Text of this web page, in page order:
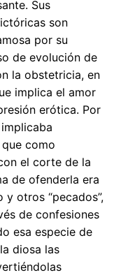
Sus
son
por su
de evolución de
la obstetricia, en
implica el amor
erótica. Por
como
el corte de la
de ofenderla era
otros “pecados”,
de confesiones
esa especie de
diosa las